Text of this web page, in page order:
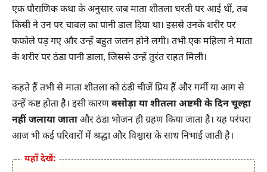
एक पौराणिक कथा के अनुसार जब माता शीतला धरती पर आई थीं, तब
किसी ने उन पर चावल का पानी डाल दिया था। इससे उनके शरीर पर
फफोले पड़ गए और उन्हें बहुत जलन होने लगी। तभी एक महिला ने माता
के शरीर पर ठंडा पानी डाला, जिससे उन्हें तुरंत राहत मिली।
कहते हैं तभी से माता शीतला को ठंडी चीजें प्रिय हैं और गर्मी या आग से
उन्हें कष्ट होता है। इसी कारणबसोड़ा या शीतला अष्टमी के दिन चूल्हा
नहीं जलाया जाताऔर ठंडा भोजन ही ग्रहण किया जाता है। यह परंपरा
आज भी कई परिवारों में श्रद्धा और विश्वास के साथ निभाई जाती है।
यहाँ देखें: